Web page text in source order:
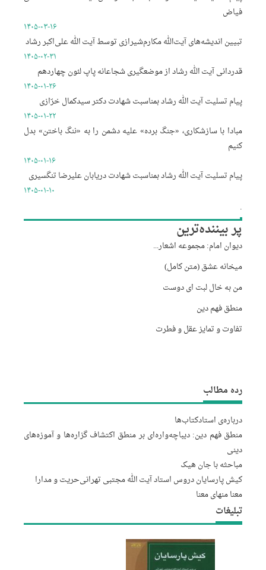
فیاض
۱۴۰۵-۰۳-۱۶
تبیین اندیشه‌های آیت‌الله مکارم‌شیرازی توسط آیت الله علی‌اکبر رشاد
۱۴۰۵-۰۲-۳۱
قدردانی آیت الله رشاد از موضعگیری شجاعانه پاپ لئون چهاردهم
۱۴۰۵-۰۱-۲۶
پیام تسلیت آیت الله رشاد بمناسبت شهادت دکتر سیدکمال خرّازی
۱۴۰۵-۰۱-۲۲
مبادا با سازشکاری، «جنگ برده» علیه دشمن را به «ننگ باختن» بدل
کنیم
۱۴۰۵-۰۱-۱۶
پیام تسلیت آیت الله رشاد بمناسبت شهادت دریابان علیرضا تنگسیری
۱۴۰۵-۰۱-۱۰
.
پر بیننده‌ترین
دیوان امام: مجموعه اشعار...
میخانه عشق (متن کامل)
من به خال لبت ای دوست
منطق فهم دین
تفاوت و تمایز عقل و فطرت
رده مطالب
درباره‌‌ی استادکتاب‌ها
منطق فهم دین: دیباچه‌واره‌ای بر منطق اکتشاف گزاره‌ها و آموزه‌های
دینی
مباحثه با جان هیک
کیش پارسایان دروس استاد آیت الله مجتبى تهرانىحریت و مدارا
معنا منهای معنا
تبلیغات